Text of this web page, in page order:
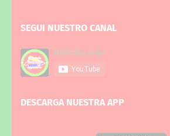
SEGUI NUESTRO CANAL
DESCARGA NUESTRA APP